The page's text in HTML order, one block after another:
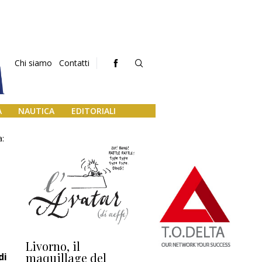
Chi siamo Contatti
NAUTICA EDITORIALI
Livorno, il
maquillage del
L’uscita di scena di